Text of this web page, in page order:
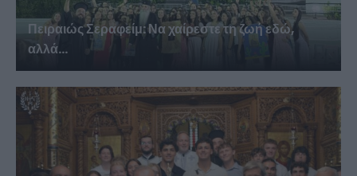
Πειραιώς Σεραφείμ: Να χαίρεστε τη ζωή εδώ,
αλλά...